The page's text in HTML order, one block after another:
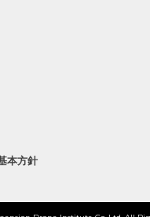
本方針